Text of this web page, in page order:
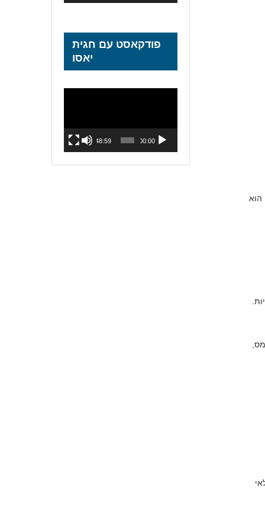
הוא
פודקאסט עם חגית
יאסו
00:00
48:59